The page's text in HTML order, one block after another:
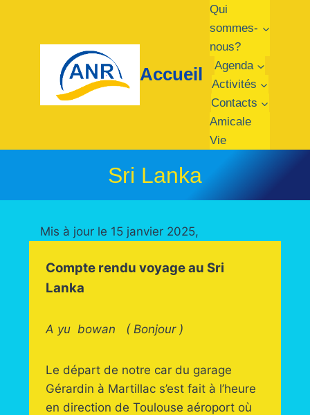
contenu
Accueil
Qui
sommes-
nous?
Agenda
Activités
Contacts
Amicale
Vie
Sri Lanka
Mis à jour le 15 janvier 2025,
Compte rendu voyage au Sri
Lanka
A yu bowan ( Bonjour )
Le départ de notre car du garage
Gérardin à Martillac s’est fait à l’heure
en direction de Toulouse aéroport où